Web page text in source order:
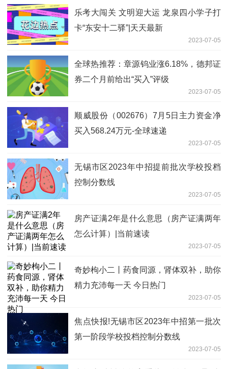
乐考大闯关 文明迎大运 龙泉四小学子打
卡“东安十二驿”|天天最新
2023-07-05
全球热推荐：章源钨业涨6.18%，德邦证
券二个月前给出“买入”评级
2023-07-05
顺威股份（002676）7月5日主力资金净
买入568.24万元-全球速递
2023-07-05
无锡市区2023年中招提前批次学校投档
控制分数线
2023-07-05
房产证满2年是什么意思（房产证满两年
怎么计算）|当前速读
2023-07-05
奇妙枸小二丨药食同源，肾体双补，助你
精力充沛每一天 今日热门
2023-07-05
焦点快报!无锡市区2023年中招第一批次
第一阶段学校投档控制分数线
2023-07-05